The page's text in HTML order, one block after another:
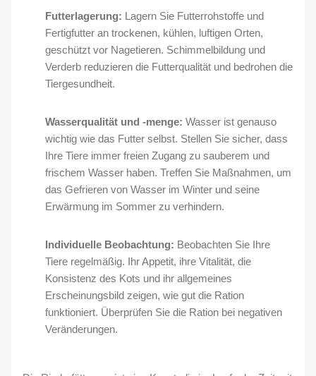
Futterlagerung: Lagern Sie Futterrohstoffe und
Fertigfutter an trockenen, kühlen, luftigen Orten,
geschützt vor Nagetieren. Schimmelbildung und
Verderb reduzieren die Futterqualität und bedrohen die
Tiergesundheit.
Wasserqualität und -menge: Wasser ist genauso
wichtig wie das Futter selbst. Stellen Sie sicher, dass
Ihre Tiere immer freien Zugang zu sauberem und
frischem Wasser haben. Treffen Sie Maßnahmen, um
das Gefrieren von Wasser im Winter und seine
Erwärmung im Sommer zu verhindern.
Individuelle Beobachtung: Beobachten Sie Ihre
Tiere regelmäßig. Ihr Appetit, ihre Vitalität, die
Konsistenz des Kots und ihr allgemeines
Erscheinungsbild zeigen, wie gut die Ration
funktioniert. Überprüfen Sie die Ration bei negativen
Veränderungen.